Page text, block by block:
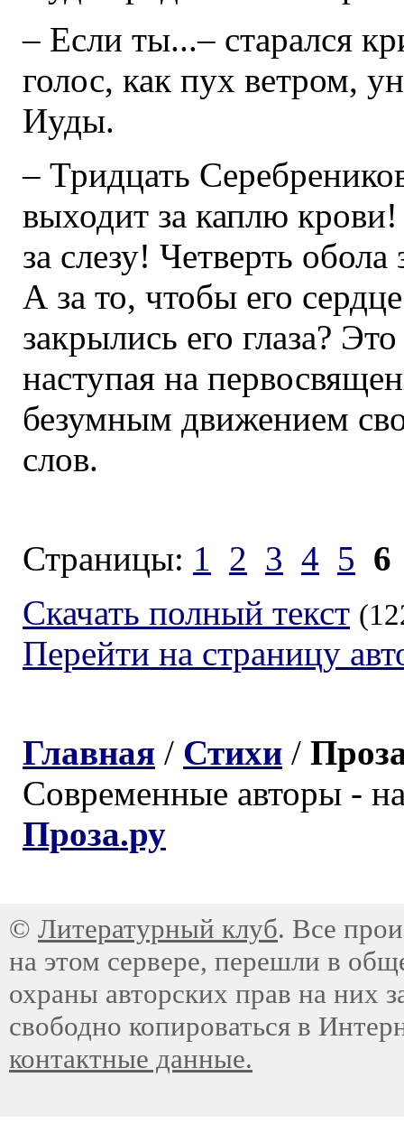
– Если ты...– старался
голос, как пух ветром,
Иуды.
– Тридцать
выходит за каплю
за слезу! Четверть
А за то, чтобы его
закрылись его глаза?
наступая на
безумным движением
слов.
Страницы: 1 2 3 4 5 6
Скачать полный текст
Перейти на страницу
Главная / Стихи /
Современные авторы -
Проза.ру
© Литературный клуб. Все
на этом сервере, перешли в
охраны авторских прав на них
свободно копироваться в
контактные данные.